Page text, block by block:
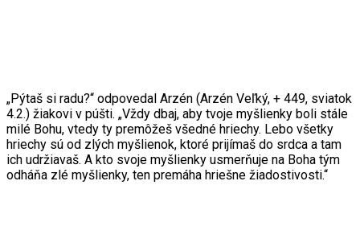
„Pýtaš si radu?“ odpovedal Arzén (Arzén Veľký, + 449, sviatok
4.2.) žiakovi v púšti. „Vždy dbaj, aby tvoje myšlienky boli stále
milé Bohu, vtedy ty premôžeš všedné hriechy. Lebo všetky
hriechy sú od zlých myšlienok, ktoré prijímaš do srdca a tam
ich udržiavaš. A kto svoje myšlienky usmerňuje na Boha tým
odháňa zlé myšlienky, ten premáha hriešne žiadostivosti.“